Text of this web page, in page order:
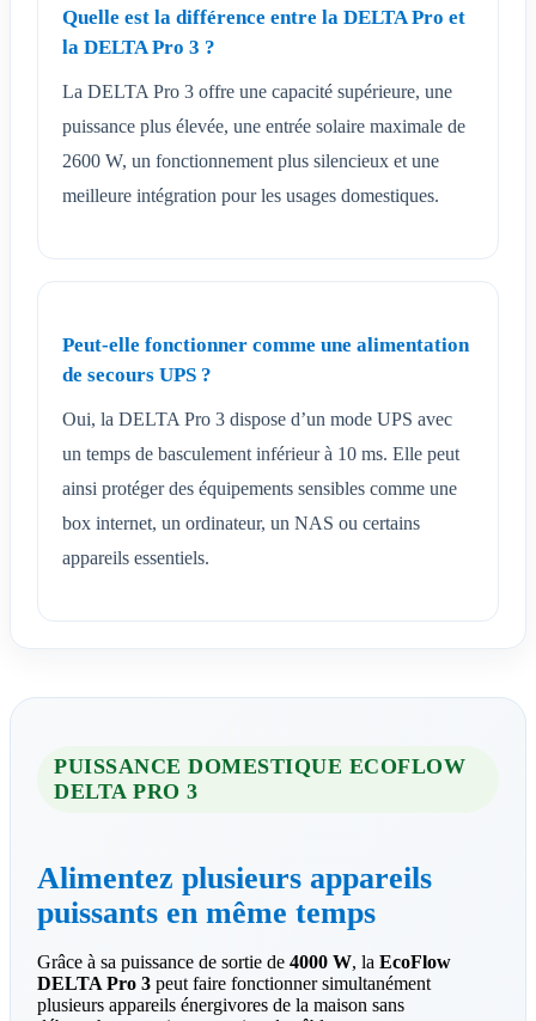
Quelle est la différence entre la DELTA Pro et
la DELTA Pro 3 ?
La DELTA Pro 3 offre une capacité supérieure, une
puissance plus élevée, une entrée solaire maximale de
2600 W, un fonctionnement plus silencieux et une
meilleure intégration pour les usages domestiques.
Peut-elle fonctionner comme une alimentation
de secours UPS ?
Oui, la DELTA Pro 3 dispose d’un mode UPS avec
un temps de basculement inférieur à 10 ms. Elle peut
ainsi protéger des équipements sensibles comme une
box internet, un ordinateur, un NAS ou certains
appareils essentiels.
PUISSANCE DOMESTIQUE ECOFLOW
DELTA PRO 3
Alimentez plusieurs appareils
puissants en même temps
Grâce à sa puissance de sortie de 4000 W, la EcoFlow
DELTA Pro 3 peut faire fonctionner simultanément
plusieurs appareils énergivores de la maison sans